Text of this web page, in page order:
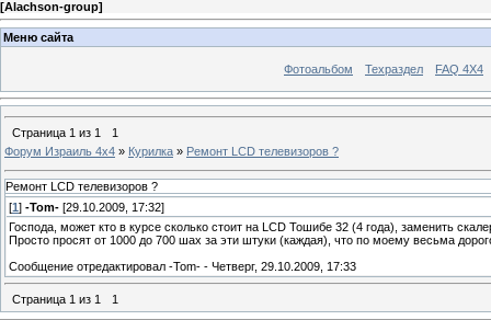
[Alachson-group]
Меню сайта
Фотоальбом Техраздел FAQ 4X4
Страница 1 из 1
1
Форум Израиль 4х4 » Курилка » Ремонт LCD телевизоров ?
Ремонт LCD телевизоров ?
[1] -Tom- [29.10.2009, 17:32]
Господа, может кто в курсе сколько стоит на LCD Тошибе 32 (4 года), заменить
Просто просят от 1000 до 700 шах за эти штуки (каждая), что по моему весьма
Сообщение отредактировал -Tom- - Четверг, 29.10.2009, 17:33
Страница 1 из 1 1